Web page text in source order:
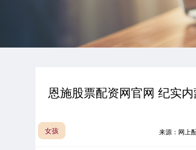
恩施股票配资网官网 纪实
女孩 来源：网上